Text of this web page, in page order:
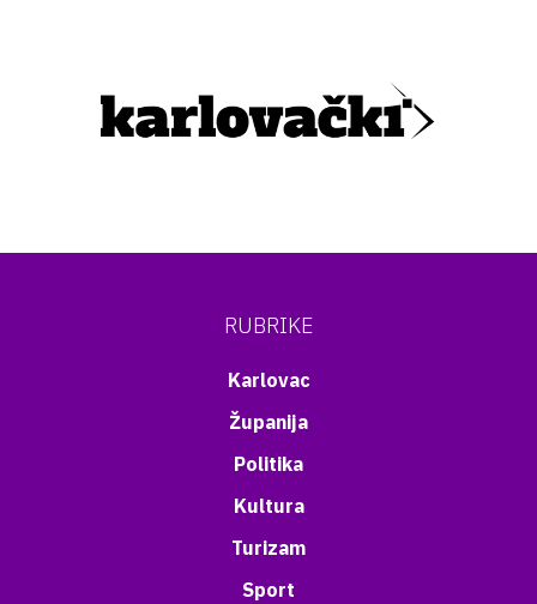
RUBRIKE
Karlovac
Županija
Politika
Kultura
Turizam
Sport